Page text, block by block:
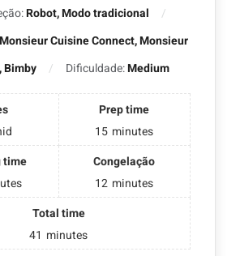
Robot, Modo tradicional
Monsieur Cuisine Connect, Monsieur
Bimby
Dificuldade:Medium
Prep time
15 minutes
time
Congelação
12 minutes
Total time
41 minutes